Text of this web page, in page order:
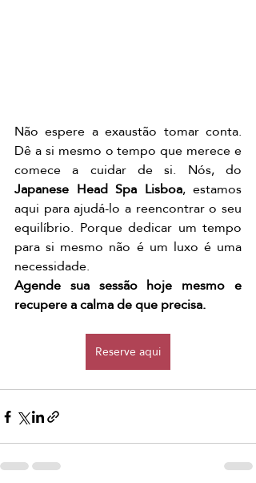
Não espere a exaustão tomar conta.
Dê a si mesmo o tempo que merece e
Japanese Head Spa Lisboa, estamos
aqui para ajudá-lo a reencontrar o seu
equilíbrio. Porque dedicar um tempo
para si mesmo não é um luxo é uma
necessidade.
Agende sua sessão hoje mesmo e
recupere a calma de que precisa.
Reserve aqui